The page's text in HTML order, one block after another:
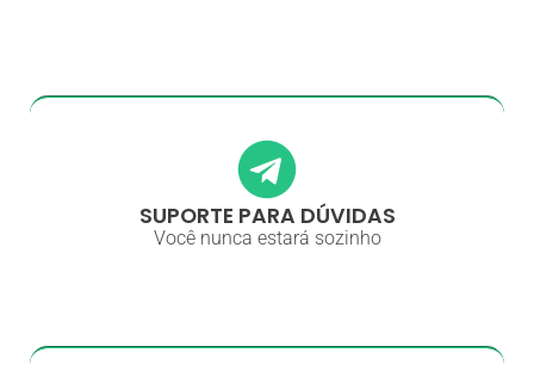
SUPORTE PARA DÚVIDAS
Você nunca estará sozinho